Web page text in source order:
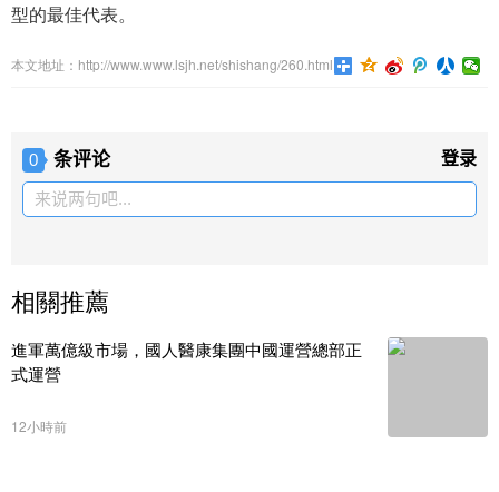
型的最佳代表。
本文地址：http://www.www.lsjh.net/shishang/260.html
0 条评论 登录
来说两句吧...
相關推薦
進軍萬億級市場，國人醫康集團中國運營總部正
式運營
12小時前